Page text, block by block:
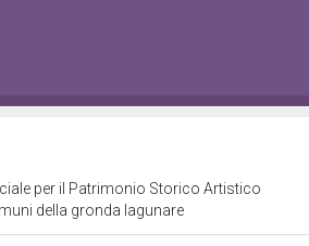
per il Patrimonio Storico Artistico
della gronda lagunare